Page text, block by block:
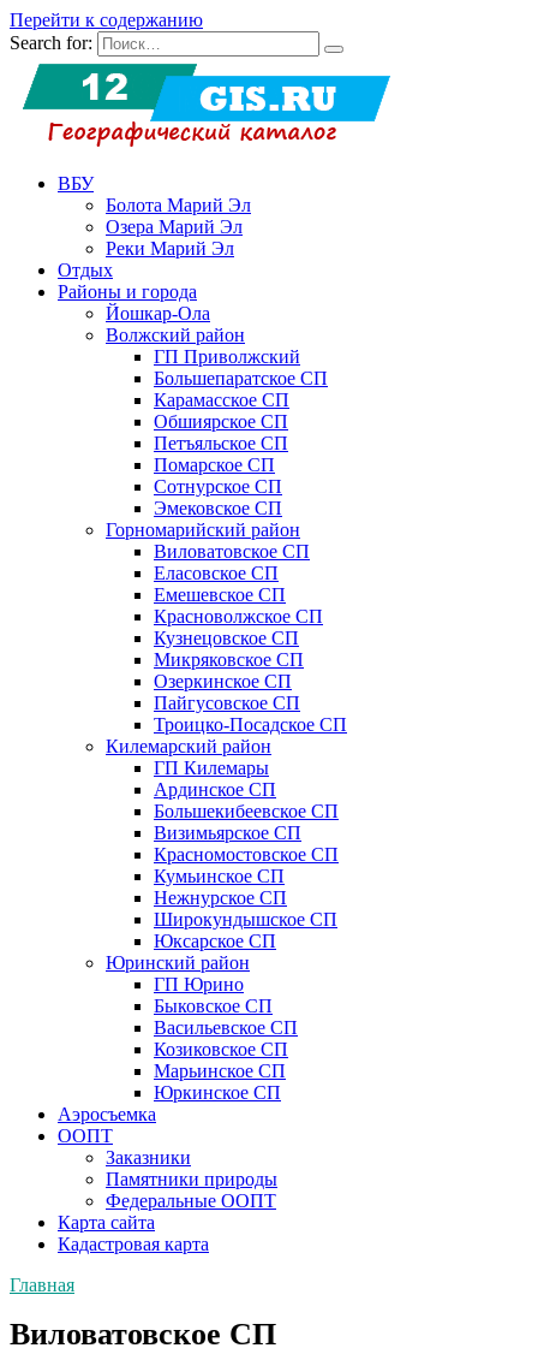
Перейти к содержанию
Search for:
ВБУ
Болота Марий Эл
Озера Марий Эл
Реки Марий Эл
Отдых
Районы и города
Йошкар-Ола
Волжский район
ГП Приволжский
Большепаратское СП
Карамасское СП
Обшиярское СП
Петъяльское СП
Помарское СП
Сотнурское СП
Эмековское СП
Горномарийский район
Виловатовское СП
Еласовское СП
Емешевское СП
Красноволжское СП
Кузнецовское СП
Микряковское СП
Озеркинское СП
Пайгусовское СП
Троицко-Посадское СП
Килемарский район
ГП Килемары
Ардинское СП
Большекибеевское СП
Визимьярское СП
Красномостовское СП
Кумьинское СП
Нежнурское СП
Широкундышское СП
Юксарское СП
Юринский район
ГП Юрино
Быковское СП
Васильевское СП
Козиковское СП
Марьинское СП
Юркинское СП
Аэросъемка
ООПТ
Заказники
Памятники природы
Федеральные ООПТ
Карта сайта
Кадастровая карта
Главная
Виловатовское СП